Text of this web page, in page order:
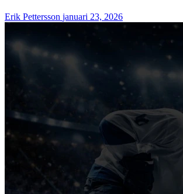
Erik Pettersson januari 23, 2026